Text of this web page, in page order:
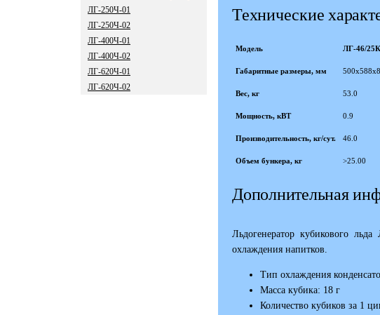
ЛГ-250Ч-01
ЛГ-250Ч-02
ЛГ-400Ч-01
ЛГ-400Ч-02
ЛГ-620Ч-01
ЛГ-620Ч-02
Технические
Модель
Габаритные размеры, мм
Вес, кг
Мощность, кВТ
Производительность, кг/сут.
Объем бункера, кг
ЛГ-46/
53.0
0.9
46.0
>25.00
Дополнительная
Льдогенератор кубикового
охлаждения напитков.
Тип охлаждения
Масса кубика: 18 г
Количество кубиков за 1